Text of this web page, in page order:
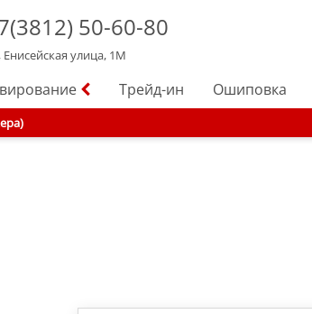
50-60-80
Енисейская улица, 1М
Трейд-ин Ошиповка